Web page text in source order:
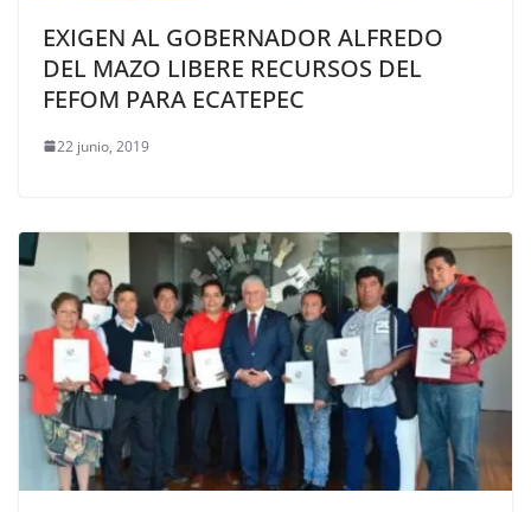
EXIGEN AL GOBERNADOR ALFREDO
DEL MAZO LIBERE RECURSOS DEL
FEFOM PARA ECATEPEC
22 junio, 2019